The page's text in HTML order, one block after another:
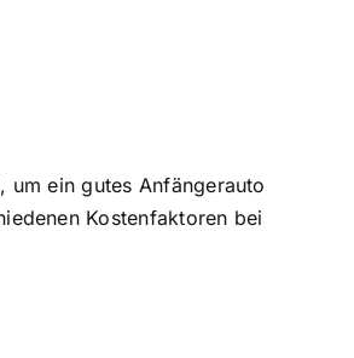
ein gutes Anfängerauto
Kostenfaktoren bei